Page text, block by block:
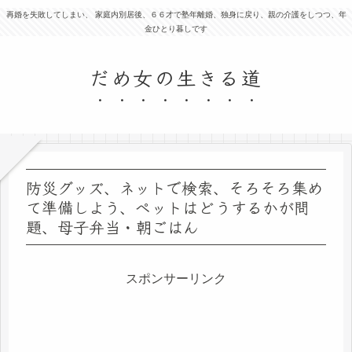
再婚を失敗してしまい、 家庭内別居後、６６才で塾年離婚、独身に戻り、親の介護をしつつ、年
金ひとり暮しです
だめ女の生きる道
防災グッズ、ネットで検索、そろそろ集め
て準備しよう、ペットはどうするかが問
題、母子弁当・朝ごはん
スポンサーリンク